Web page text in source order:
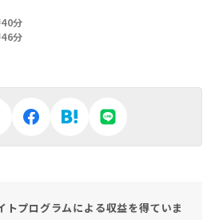
分
分
プログラムによる収益を得ていま